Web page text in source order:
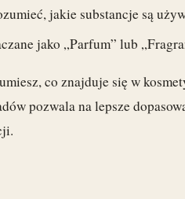
jakie substancje są
jako „Parfum” lub
co znajduje się w
pozwala na lepsze